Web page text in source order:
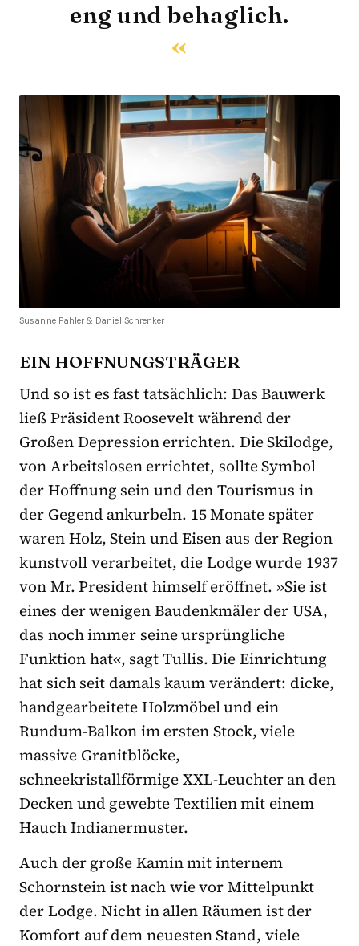
eng und behaglich.
Susanne Pahler & Daniel Schrenker
EIN HOFFNUNGSTRÄGER
Und so ist es fast tatsächlich: Das Bauwerk
ließ Präsident Roosevelt während der
Großen Depression errichten. Die Skilodge,
von Arbeitslosen errichtet, sollte Symbol
der Hoffnung sein und den Tourismus in
der Gegend ankurbeln. 15 Monate später
waren Holz, Stein und Eisen aus der Region
kunstvoll verarbeitet, die Lodge wurde 1937
von Mr. President himself eröffnet. »Sie ist
eines der wenigen Baudenkmäler der USA,
das noch immer seine ursprüngliche
Funktion hat«, sagt Tullis. Die Einrichtung
hat sich seit damals kaum verändert: dicke,
handgearbeitete Holzmöbel und ein
Rundum-Balkon im ersten Stock, viele
massive Granitblöcke,
schneekristallförmige XXL-Leuchter an den
Decken und gewebte Textilien mit einem
Hauch Indianermuster.
Auch der große Kamin mit internem
Schornstein ist nach wie vor Mittelpunkt
der Lodge. Nicht in allen Räumen ist der
Komfort auf dem neuesten Stand, viele